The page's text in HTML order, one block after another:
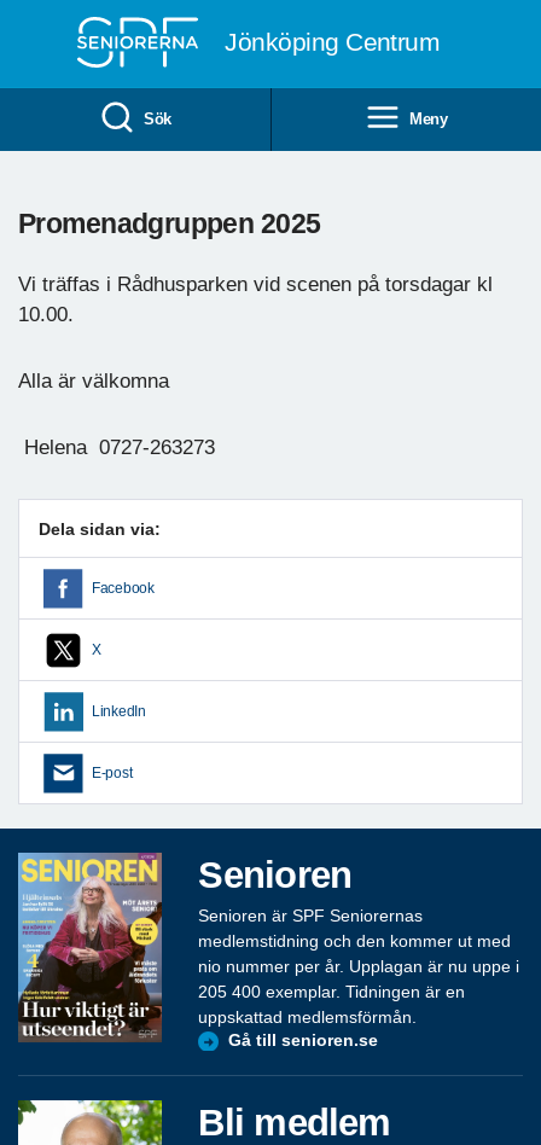
Jönköping Centrum
Sök Meny
Promenadgruppen 2025
Vi träffas i Rådhusparken vid scenen på torsdagar kl
10.00.
Alla är välkomna
Helena 0727-263273
Dela sidan via:
Facebook
X
LinkedIn
E-post
Senioren
Senioren är SPF Seniorernas
medlemstidning och den kommer ut med
nio nummer per år. Upplagan är nu uppe i
205 400 exemplar. Tidningen är en
uppskattad medlemsförmån.
Gå till senioren.se
Bli medlem